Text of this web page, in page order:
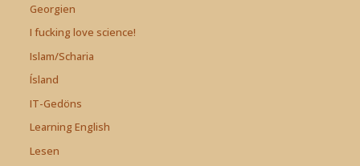
Georgien
I fucking love science!
Islam/Scharia
Ísland
IT-Gedöns
Learning English
Lesen